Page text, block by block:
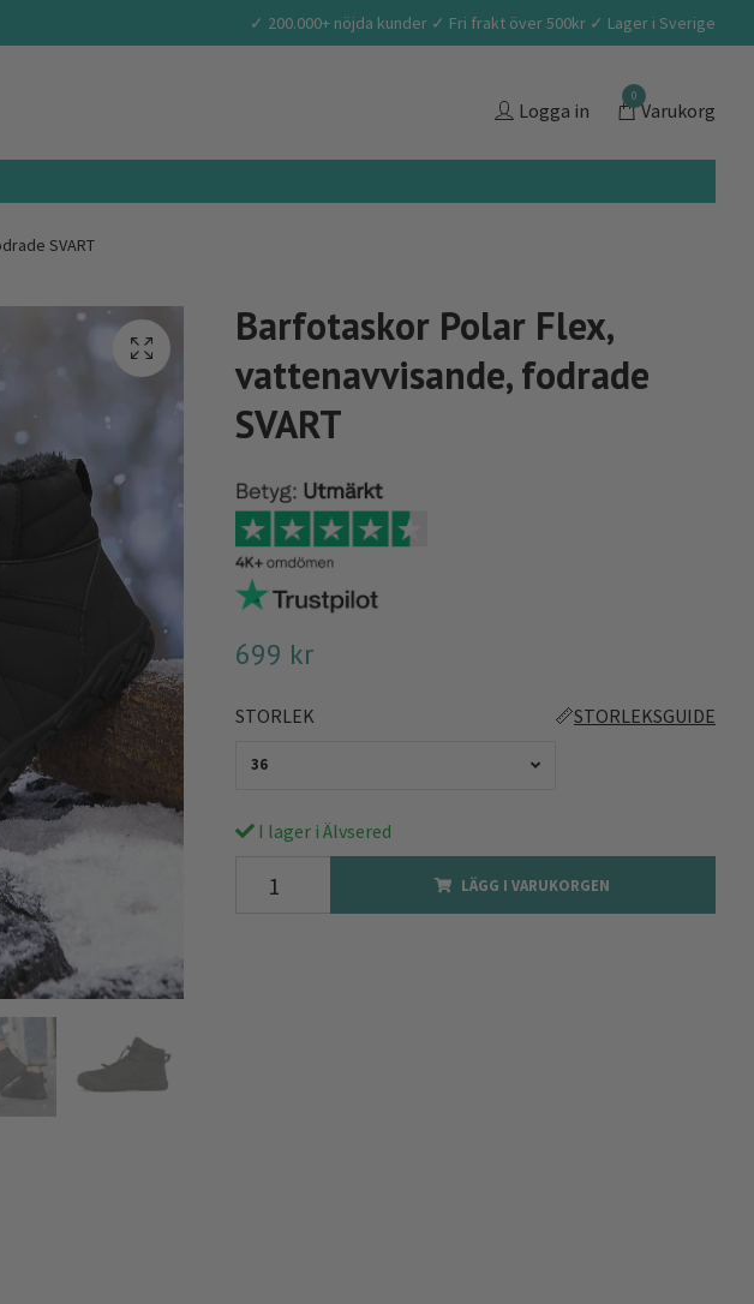
✓ 200.000+ nöjda kunder ✓ Fri frakt över 500kr ✓ Lager i Sverige
Logga in
0
Varukorg
SVART
Barfotaskor Polar Flex,
vattenavvisande, fodrade
SVART
699 kr
STORLEK 📏STORLEKSGUIDE
36
I lager i Älvsered
LÄGG I VARUKORGEN